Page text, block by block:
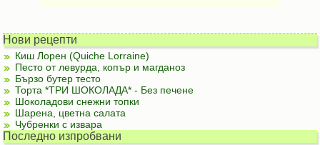
Нови рецепти
Киш Лорен (Quiche Lorraine)
Песто от левурда, копър и магданоз
Бързо бутер тесто
Торта *ТРИ ШОКОЛАДА* - Без печене
Шоколадови снежни топки
Шарена, цветна салата
Чубренки с извара
Последно изпробвани